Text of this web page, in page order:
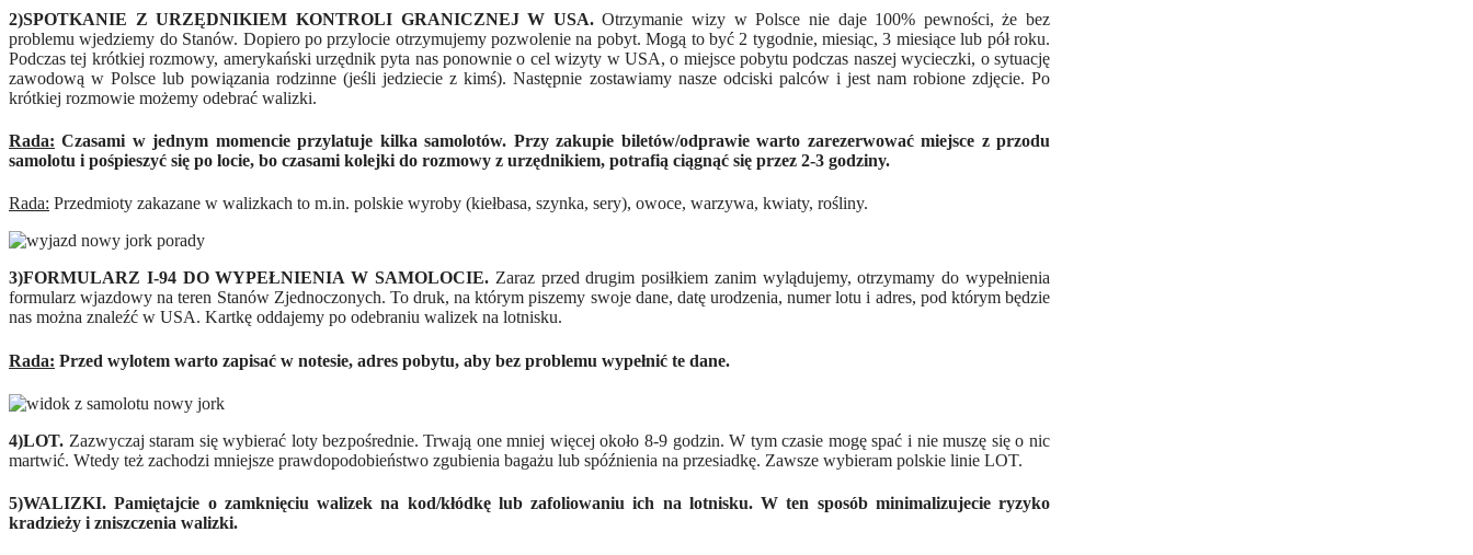
2)SPOTKANIE ZURZĘDNIKIEM KONTROLI GRANICZNEJ W USA.Otrzymanie wizy w Polsce nie daje 100% pewności, że bez
problemu wjedziemy do Stanów. Dopiero po przylocie otrzymujemy pozwolenie na pobyt. Mogą to być 2 tygodnie, miesiąc, 3 miesiące lub pół roku.
Podczas tej krótkiej rozmowy, amerykański urzędnik pyta nas ponownie o cel wizyty w USA, o miejsce pobytu podczas naszej wycieczki, o sytuację
zawodową w Polsce lub powiązania rodzinne (jeśli jedziecie z kimś). Następnie zostawiamy nasze odciski palców i jest nam robione zdjęcie. Po
krótkiej rozmowie możemy odebrać walizki.
Rada: Czasami w jednym momencie przylatuje kilka samolotów. Przy zakupie biletów/odprawie warto zarezerwować miejsce z przodu
samolotu i pośpieszyć się po locie, bo czasami kolejki do rozmowy z urzędnikiem, potrafią ciągnąć się przez 2-3 godziny.
Rada: Przedmioty zakazane w walizkach to m.in. polskie wyroby (kiełbasa, szynka, sery), owoce, warzywa, kwiaty, rośliny.
3)FORMULARZ I-94 DO WYPEŁNIENIA W SAMOLOCIE.Zaraz przed drugim posiłkiem zanim wylądujemy, otrzymamy do wypełnienia
formularz wjazdowy na teren Stanów Zjednoczonych. To druk, na którym piszemy swoje dane, datę urodzenia, numer lotu i adres, pod którym będzie
nas można znaleźć w USA. Kartkę oddajemy po odebraniu walizek na lotnisku.
Rada: Przed wylotem warto zapisać w notesie, adres pobytu, aby bez problemu wypełnić te dane.
4)LOT. Zazwyczaj staram się wybierać loty bezpośrednie. Trwają one mniej więcej około 8-9 godzin. W tym czasie mogę spać i nie muszę się o nic
martwić. Wtedy też zachodzi mniejsze prawdopodobieństwo zgubienia bagażu lub spóźnienia na przesiadkę. Zawsze wybieram polskie linie LOT.
5)WALIZKI. Pamiętajcie o zamknięciu walizek na kod/kłódkę lub zafoliowaniu ich na lotnisku. W ten sposób minimalizujecie ryzyko
kradzieży i zniszczenia walizki.